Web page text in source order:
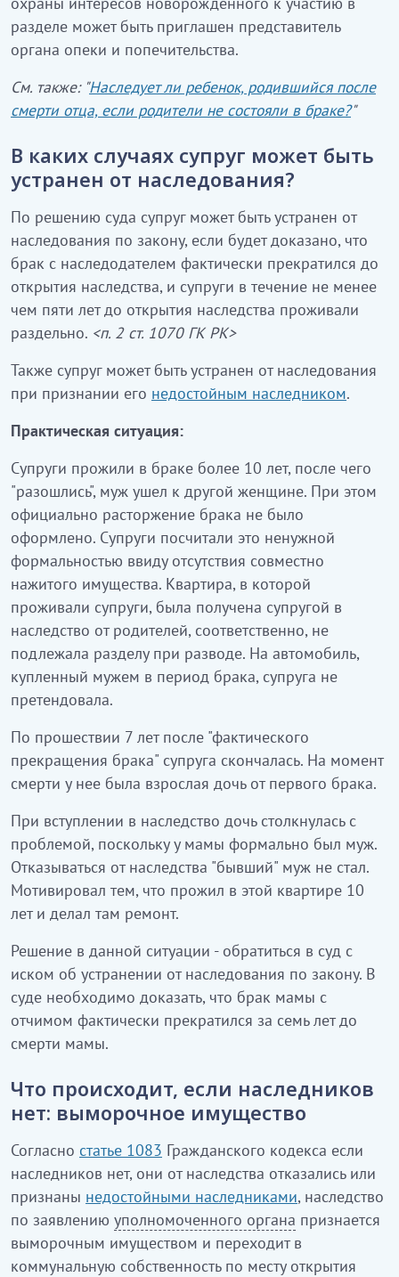
разделе может быть приглашен представитель
органа опеки и попечительства.
См. также: "Наследует ли ребенок, родившийся после
смерти отца, если родители не состояли в браке?"
В каких случаях супруг может быть
устранен от наследования?
По решению суда супруг может быть устранен от
наследования по закону, если будет доказано, что
брак с наследодателем фактически прекратился до
открытия наследства, и супруги в течение не менее
чем пяти лет до открытия наследства проживали
раздельно. <п. 2 ст. 1070 ГК РК>
Также супруг может быть устранен от наследования
при признании его недостойным наследником.
Практическая ситуация:
Супруги прожили в браке более 10 лет, после чего
"разошлись", муж ушел к другой женщине. При этом
официально расторжение брака не было
оформлено. Супруги посчитали это ненужной
формальностью ввиду отсутствия совместно
нажитого имущества. Квартира, в которой
проживали супруги, была получена супругой в
наследство от родителей, соответственно, не
подлежала разделу при разводе. На автомобиль,
купленный мужем в период брака, супруга не
претендовала.
По прошествии 7 лет после "фактического
прекращения брака" супруга скончалась. На момент
смерти у нее была взрослая дочь от первого брака.
При вступлении в наследство дочь столкнулась с
проблемой, поскольку у мамы формально был муж.
Отказываться от наследства "бывший" муж не стал.
Мотивировал тем, что прожил в этой квартире 10
лет и делал там ремонт.
Решение в данной ситуации - обратиться в суд с
иском об устранении от наследования по закону. В
суде необходимо доказать, что брак мамы с
отчимом фактически прекратился за семь лет до
смерти мамы.
Что происходит, если наследников
нет: выморочное имущество
Согласно статье 1083 Гражданского кодекса если
наследников нет, они от наследства отказались или
признаны недостойными наследниками, наследство
по заявлению уполномоченного органа признается
выморочным имуществом и переходит в
коммунальную собственность по месту открытия